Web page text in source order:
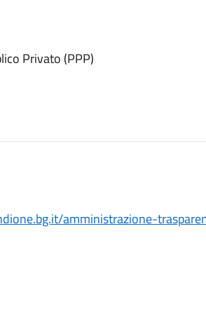
Privato (PPP)
amministrazione-